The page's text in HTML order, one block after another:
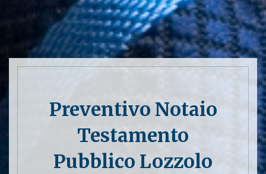
Preventivo Notaio
Testamento
Pubblico Lozzolo